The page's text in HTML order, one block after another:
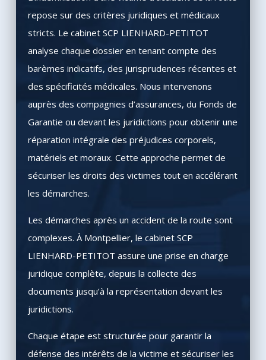
repose sur des critères juridiques et médicaux
stricts. Le cabinet SCP LIENHARD-PETITOT
analyse chaque dossier en tenant compte des
barèmes indicatifs, des jurisprudences récentes et
des spécificités médicales. Nous intervenons
auprès des compagnies d’assurances, du Fonds de
Garantie ou devant les juridictions pour obtenir une
réparation intégrale des préjudices corporels,
matériels et moraux. Cette approche permet de
sécuriser les droits des victimes tout en accélérant
les démarches.
Les démarches après un accident de la route sont
complexes. À Montpellier, le cabinet SCP
LIENHARD-PETITOT assure une prise en charge
juridique complète, depuis la collecte des
documents jusqu’à la représentation devant les
juridictions.
Chaque étape est structurée pour garantir la
défense des intérêts de la victime et sécuriser les